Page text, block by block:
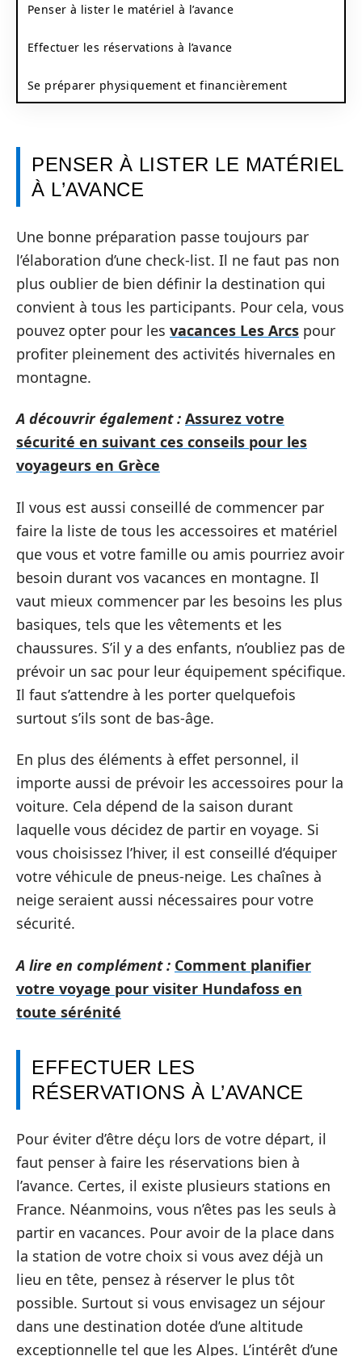
Penser à lister le matériel à l’avance
Effectuer les réservations à l’avance
Se préparer physiquement et financièrement
PENSER À LISTER LE MATÉRIEL
À L’AVANCE
Une bonne préparation passe toujours par
l’élaboration d’une check-list. Il ne faut pas non
plus oublier de bien définir la destination qui
convient à tous les participants. Pour cela, vous
pouvez opter pour les vacances Les Arcs pour
profiter pleinement des activités hivernales en
montagne.
A découvrir également : Assurez votre
sécurité en suivant ces conseils pour les
voyageurs en Grèce
Il vous est aussi conseillé de commencer par
faire la liste de tous les accessoires et matériel
que vous et votre famille ou amis pourriez avoir
besoin durant vos vacances en montagne. Il
vaut mieux commencer par les besoins les plus
basiques, tels que les vêtements et les
chaussures. S’il y a des enfants, n’oubliez pas de
prévoir un sac pour leur équipement spécifique.
Il faut s’attendre à les porter quelquefois
surtout s’ils sont de bas-âge.
En plus des éléments à effet personnel, il
importe aussi de prévoir les accessoires pour la
voiture. Cela dépend de la saison durant
laquelle vous décidez de partir en voyage. Si
vous choisissez l’hiver, il est conseillé d’équiper
votre véhicule de pneus-neige. Les chaînes à
neige seraient aussi nécessaires pour votre
sécurité.
A lire en complément : Comment planifier
votre voyage pour visiter Hundafoss en
toute sérénité
EFFECTUER LES
RÉSERVATIONS À L’AVANCE
Pour éviter d’être déçu lors de votre départ, il
faut penser à faire les réservations bien à
l’avance. Certes, il existe plusieurs stations en
France. Néanmoins, vous n’êtes pas les seuls à
partir en vacances. Pour avoir de la place dans
la station de votre choix si vous avez déjà un
lieu en tête, pensez à réserver le plus tôt
possible. Surtout si vous envisagez un séjour
dans une destination dotée d’une altitude
exceptionnelle tel que les Alpes. L’intérêt d’une